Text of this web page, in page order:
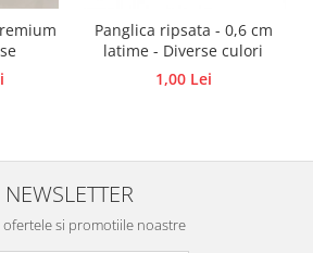
Panglica ripsata - 0,6 cm
latime - Diverse culori
1,00 Lei
NEWSLETTER
ofertele si promotiile noastre